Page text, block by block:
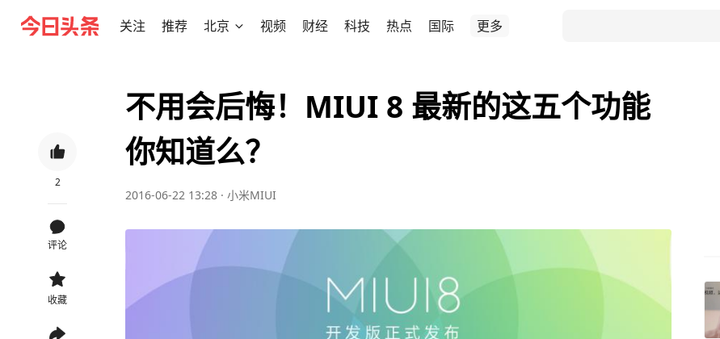
关注 推荐 北京 视频 财经 科技 热点 国际 更多
2
评论
收藏
不用会后悔！MIUI 8 最新的这五个功能
你知道么？
2016-06-22 13:28 · 小米MIUI